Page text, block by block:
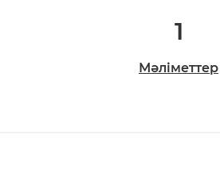
1
Мәліметтер